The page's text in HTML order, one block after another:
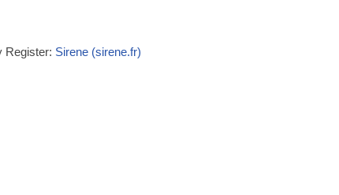
Register: Sirene (sirene.fr)